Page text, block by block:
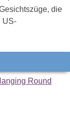
die
US-
Round